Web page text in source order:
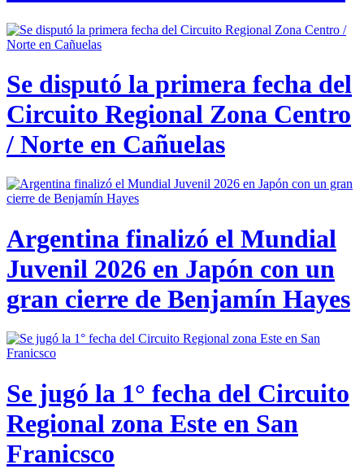
Se disputó la primera fecha del
Circuito Regional Zona Centro
/ Norte en Cañuelas
Argentina finalizó el Mundial
Juvenil 2026 en Japón con un
gran cierre de Benjamín Hayes
Se jugó la 1° fecha del Circuito
Regional zona Este en San
Franicsco